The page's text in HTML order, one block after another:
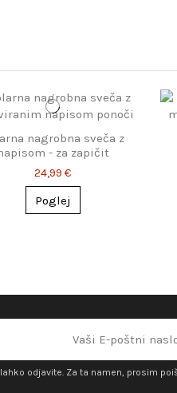
nagrobna sveča z
- za zapičit
24,99 €
Poglej
odjavite. Za ta namen, prosim